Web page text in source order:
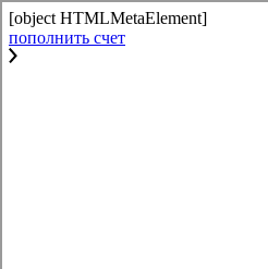
[object HTMLMetaElement]
пополнить счет